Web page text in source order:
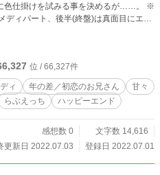
仕掛けを試みる事を決めるが……。 ※
ディパート、後半(終盤)は真面目にエロ
注意ください。R18=★。全４話。 ※ム
載。
位 / 66,327件
ィ 年の差／初恋のお兄さん
甘々
らぶえっち ハッピーエンド
感想数 0
文字数 14,616
更新日 2022.07.03
登録日 2022.07.01